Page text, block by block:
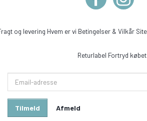
og levering Hvem er vi Betingelser & Vilkår
Returlabel Fortryd købet
adresse
Tilmeld Afmeld